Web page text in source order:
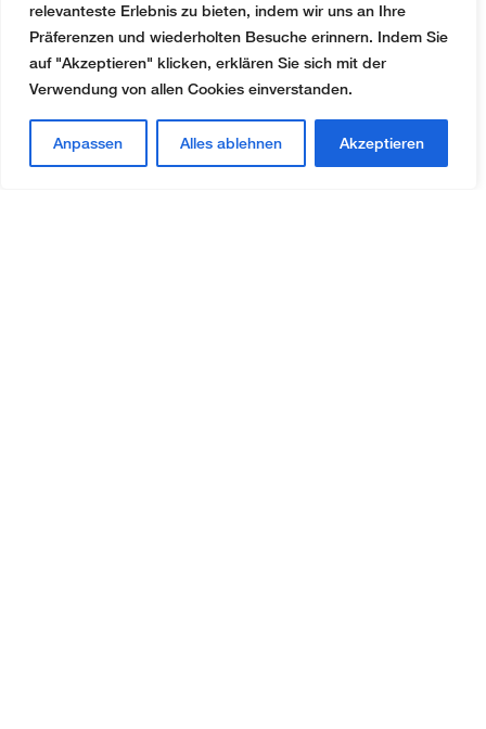
relevanteste Erlebnis zu bieten, indem wir uns an Ihre
Präferenzen und wiederholten Besuche erinnern. Indem Sie
auf "Akzeptieren" klicken, erklären Sie sich mit der
Verwendung von allen Cookies einverstanden.
Anpassen Alles ablehnen Akzeptieren